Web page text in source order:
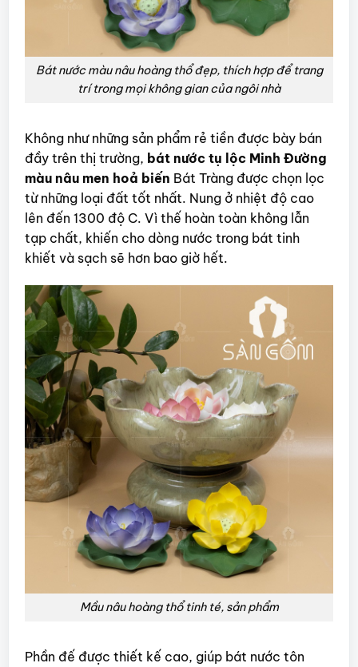
Bát nước màu nâu hoàng thổ đẹp, thích hợp để trang
trí trong mọi không gian của ngôi nhà
Không như những sản phẩm rẻ tiền được bày bán
đầy trên thị trường, bát nước tụ lộc Minh Đường
màu nâu men hoả biến Bát Tràng được chọn lọc
từ những loại đất tốt nhất. Nung ở nhiệt độ cao
lên đến 1300 độ C. Vì thế hoàn toàn không lẫn
tạp chất, khiến cho dòng nước trong bát tinh
khiết và sạch sẽ hơn bao giờ hết.
Mầu nâu hoàng thổ tinh té, sản phẩm
Phần đế được thiết kế cao, giúp bát nước tôn